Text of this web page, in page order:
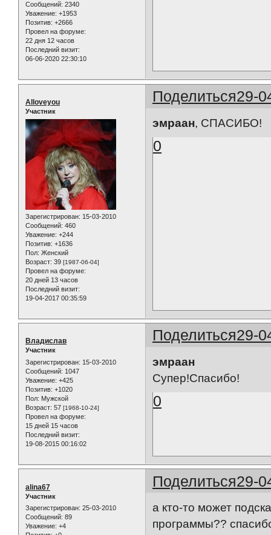
Сообщений: 2340
Уважение: +1953
Позитив: +2666
Провел на форуме:
22 дня 12 часов
Последний визит:
06-06-2020 22:30:10
Поделиться29-
Alloveyou
Участник
Зарегистрирован: 15-03-2010
Сообщений: 460
Уважение: +244
Позитив: +1636
Пол: Женский
Возраст: 39 [1987-06-04]
Провел на форуме:
20 дней 13 часов
Последний визит:
19-04-2017 00:35:59
эмраан, СПАСИБО!
0
Поделиться29-
Владислав
Участник
Зарегистрирован: 15-03-2010
Сообщений: 1047
Уважение: +425
Позитив: +1020
Пол: Мужской
Возраст: 57 [1968-10-24]
Провел на форуме:
15 дней 15 часов
Последний визит:
19-08-2015 00:16:02
эмраан
Супер!Спасибо!
0
Поделиться29-
alina67
Участник
Зарегистрирован: 25-03-2010
Сообщений: 89
Уважение: +4
а кто-то может
программы??